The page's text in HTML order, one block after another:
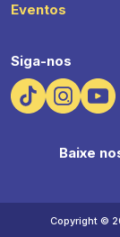
Eventos
Siga-nos
Baixe
Copyright ©